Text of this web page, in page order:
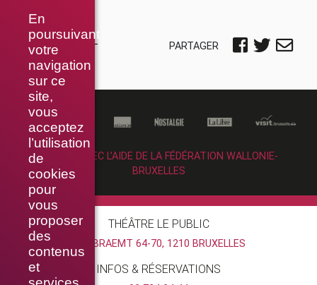
En
poursuivant
votre
navigation
sur ce
site,
vous
acceptez
l’utilisation
de
cookies
pour
vous
proposer
des
contenus
et
PARTAGER
RÉALISÉ AVEC L’AIDE DE LA FÉDÉRATION WALLONIE-
BRUXELLES
THÉÂTRE LE PUBLIC
RUE BRAEMT 64-70, 1210 BRUXELLES
INFOS & RÉSERVATIONS